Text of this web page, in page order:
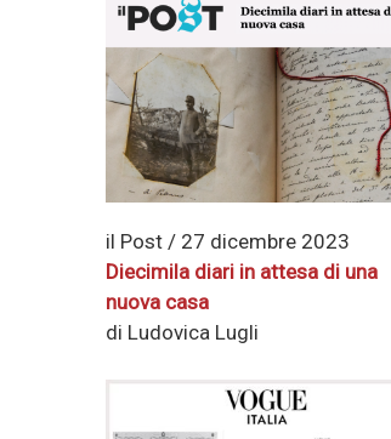
il Post / 27 dicembre 2023
Diecimila diari in attesa di una
nuova casa
di Ludovica Lugli